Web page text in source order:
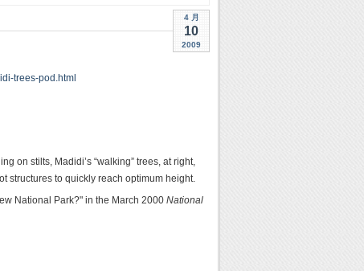
4 月
10
2009
trees-pod.html
on stilts, Madidi’s “walking” trees, at right,
structures to quickly reach optimum height.
National Park?" in the March 2000 National